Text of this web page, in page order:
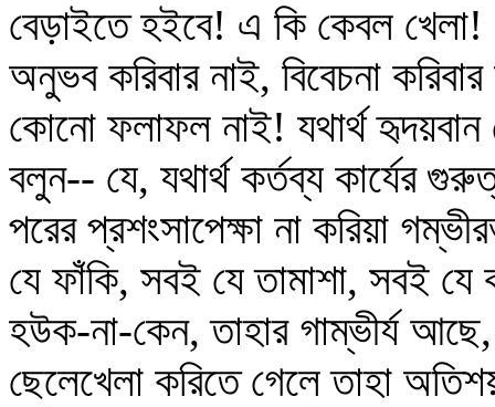
বেড়াইতে হইবে! এ কি কেবল
অনুভব করিবার নাই, বিবেচনা
কোনো ফলাফল নাই! যথার্থ হৃদয়বান
বলুন-- যে, যথার্থ কর্তব্য কার্যের
পরের প্রশংসাপেক্ষা না করিয়া
যে ফাঁকি, সবই যে তামাশা, সবই
হউক-না-কেন, তাহার গাম্ভীর্য
ছেলেখেলা করিতে গেলে তাহা